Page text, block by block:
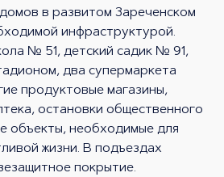
в развитом Зареченском
инфраструктурой.
№ 51, детский садик № 91,
два супермаркета
продуктовые магазины,
остановки общественного
объекты, необходимые для
жизни. В подъездах
покрытие.